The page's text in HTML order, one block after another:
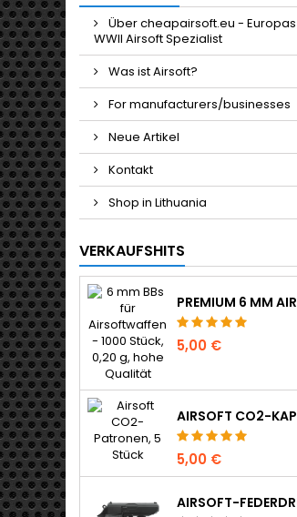
Über cheapairsoft.eu - Europas
WWII Airsoft Spezialist
Was ist Airsoft?
For manufacturers/businesses
Neue Artikel
Kontakt
Shop in Lithuania
VERKAUFSHITS
5,00 €
5,00 €